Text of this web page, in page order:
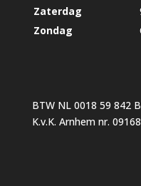
Zaterdag
Zondag
BTW NL 0018 59 842
K.v.K. Arnhem nr.